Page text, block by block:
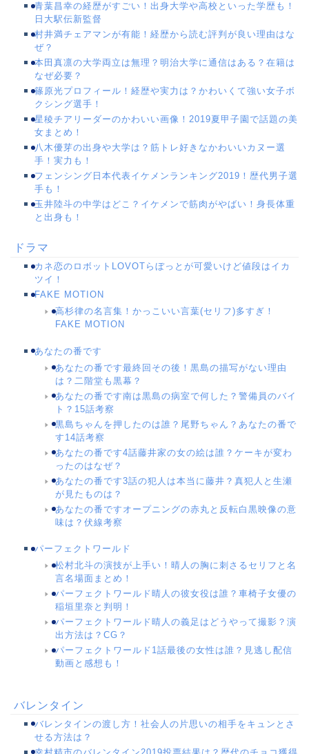
青葉昌幸の経歴がすごい！出身大学や高校といった学歴も！
日大駅伝新監督
村井満チェアマンが有能！経歴から読む評判が良い理由はな
ぜ？
本田真凛の大学両立は無理？明治大学に通信はある？在籍は
なぜ必要？
篠原光プロフィール！経歴や実力は？かわいくて強い女子ボ
クシング選手！
星稜チアリーダーのかわいい画像！2019夏甲子園で話題の美
女まとめ！
八木優芽の出身や大学は？筋トレ好きなかわいいカヌー選
手！実力も！
フェンシング日本代表イケメンランキング2019！歴代男子選
手も！
玉井陸斗の中学はどこ？イケメンで筋肉がやばい！身長体重
と出身も！
ドラマ
カネ恋のロボットLOVOTらぼっとが可愛いけど値段はイカ
ツイ！
FAKE MOTION
高杉律の名言集！かっこいい言葉(セリフ)多すぎ！
FAKE MOTION
あなたの番です
あなたの番です最終回その後！黒島の描写がない理由
は？二階堂も黒幕？
あなたの番です南は黒島の病室で何した？警備員のバイ
ト？15話考察
黒島ちゃんを押したのは誰？尾野ちゃん？あなたの番で
す14話考察
あなたの番です4話藤井家の女の絵は誰？ケーキが変わ
ったのはなぜ？
あなたの番です3話の犯人は本当に藤井？真犯人と生瀬
が見たものは？
あなたの番ですオープニングの赤丸と反転白黒映像の意
味は？伏線考察
パーフェクトワールド
松村北斗の演技が上手い！晴人の胸に刺さるセリフと名
言名場面まとめ！
パーフェクトワールド晴人の彼女役は誰？車椅子女優の
稲垣里奈と判明！
パーフェクトワールド晴人の義足はどうやって撮影？演
出方法は？CG？
パーフェクトワールド1話最後の女性は誰？見逃し配信
動画と感想も！
バレンタイン
バレンタインの渡し方！社会人の片思いの相手をキュンとさ
せる方法は？
幸村精市のバレンタイン2019投票結果は？歴代のチョコ獲得